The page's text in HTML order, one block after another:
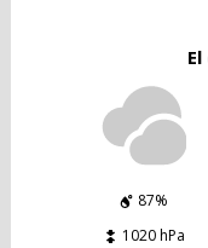
87%
1020 hPa